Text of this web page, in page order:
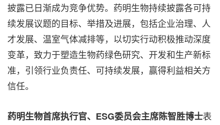
披露已日渐成为竞争优势。药明生物持续披露各可持
续发展议题的目标、举措及进展，包括企业治理、人
才发展、温室气体减排等，以切实行动积极推动深度
变革，致力于塑造生物药绿色研究、开发和生产新标
准，引领行业负责任、可持续发展，赢得利益相关方
信任。
药明生物首席执行官、 ESG委员会主席陈智胜博士表